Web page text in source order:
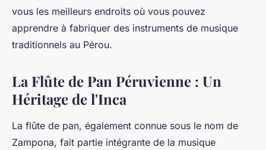
vous les meilleurs endroits où vous pouvez
apprendre à fabriquer des instruments de musique
traditionnels au Pérou.
La Flûte de Pan Péruvienne : Un
Héritage de l'Inca
La flûte de pan, également connue sous le nom de
Zampona, fait partie intégrante de la musique